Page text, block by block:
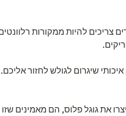
צריכים להיות ממקורות
שיגרום לגולש לחזור
את גוגל פלוס, הם מאמינים